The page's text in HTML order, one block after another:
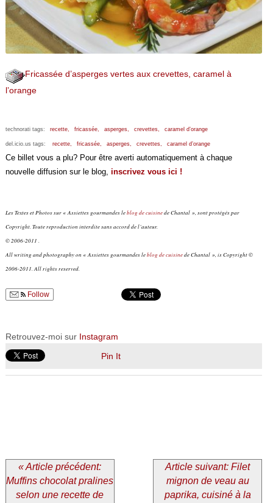
Fricassée d’asperges vertes aux crevettes, caramel à
l’orange
technorati tags: recette, fricassée, asperges, crevettes, caramel d’orange
del.icio.us tags: recette, fricassée, asperges, crevettes, caramel d’orange
Ce billet vous a plu? Pour être averti automatiquement à chaque
nouvelle diffusion sur le blog, inscrivez vous ici !
Les Textes et Photos sur « Assiettes gourmandes leblog de cuisinede Chantal », sont protégés par
Copyright. Toute reproduction interdite sans accord de l’auteur.
© 2006-2011 .
All writing and photography on « Assiettes gourmandes leblog de cuisinede Chantal », is Copyright ©
2006-2011. All rights reserved.
Follow
Retrouvez-moi sur Instagram
Pin It
« Article précédent:
Muffins chocolat pralines
selon une recette de
Article suivant: Filet
mignon de veau au
paprika, cuisiné à la